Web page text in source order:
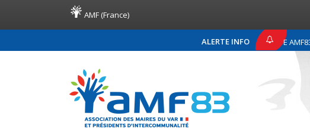
AMF (France)
ALERTE INFO
COMMUNIQUÉ DE PRESSE AMF83